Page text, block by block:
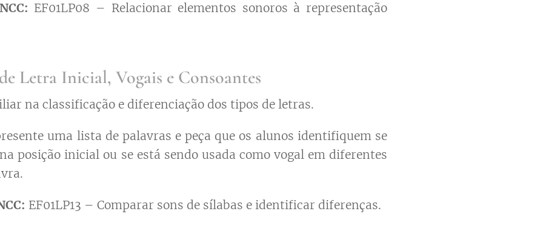
EF01LP08 – Relacionar elementos sonoros à representação
Letra Inicial, Vogais e Consoantes
na classificação e diferenciação dos tipos de letras.
uma lista de palavras e peça que os alunos identifiquem se
posição inicial ou se está sendo usada como vogal em diferentes
EF01LP13 – Comparar sons de sílabas e identificar diferenças.